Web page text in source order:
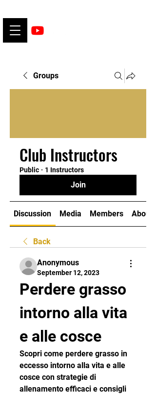
Groups
Club Instructors
Public · 1 Instructors
Join
Discussion Media Members About
Back
Anonymous
September 12, 2023
Perdere grasso
intorno alla vita
e alle cosce
Scopri come perdere grasso in
eccesso intorno alla vita e alle
cosce con strategie di
allenamento efficaci e consigli